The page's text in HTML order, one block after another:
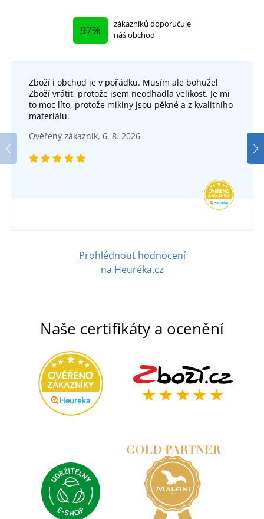
97%
zákazníků doporučuje
náš obchod
Zboží i obchod je v pořádku. Musím ale bohužel
Zboží vrátit, protože jsem neodhadla velikost. Je mi
to moc líto, protože mikiny jsou pěkné a z kvalitního
materiálu.
Ověřený zákazník, 6. 8. 2026
Prohlédnout hodnocení
na Heuréka.cz
Naše certifikáty a ocenění